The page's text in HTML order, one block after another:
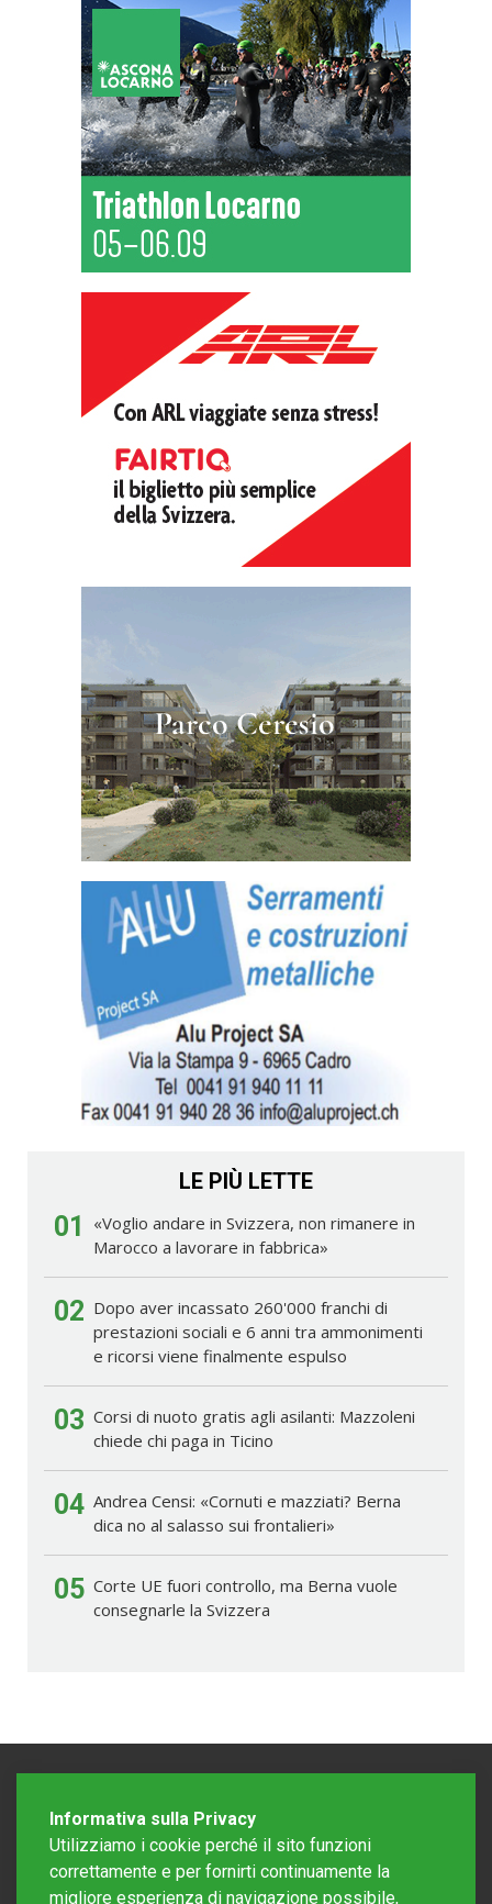
LE PIÙ LETTE
01
«Voglio andare in Svizzera, non rimanere in
Marocco a lavorare in fabbrica»
02 Dopo aver incassato 260'000 franchi di
prestazioni sociali e 6 anni tra ammonimenti
e ricorsi viene finalmente espulso
03 Corsi di nuoto gratis agli asilanti: Mazzoleni
chiede chi paga in Ticino
04 Andrea Censi: «Cornuti e mazziati? Berna
dica no al salasso sui frontalieri»
05 Corte UE fuori controllo, ma Berna vuole
consegnarle la Svizzera
Informativa sulla Privacy
Utilizziamo i cookie perché il sito funzioni
correttamente e per fornirti continuamente la
migliore esperienza di navigazione possibile,